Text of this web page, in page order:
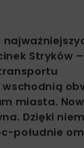
Stryków –
miasta.
Dzięki
południe